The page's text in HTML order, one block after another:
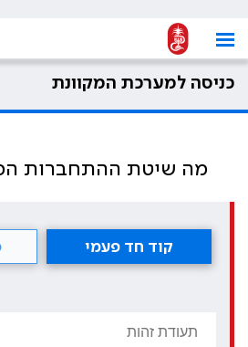
כניסה למערכת המקוונת
מה שיטת ההתחברות
קוד חד פעמי